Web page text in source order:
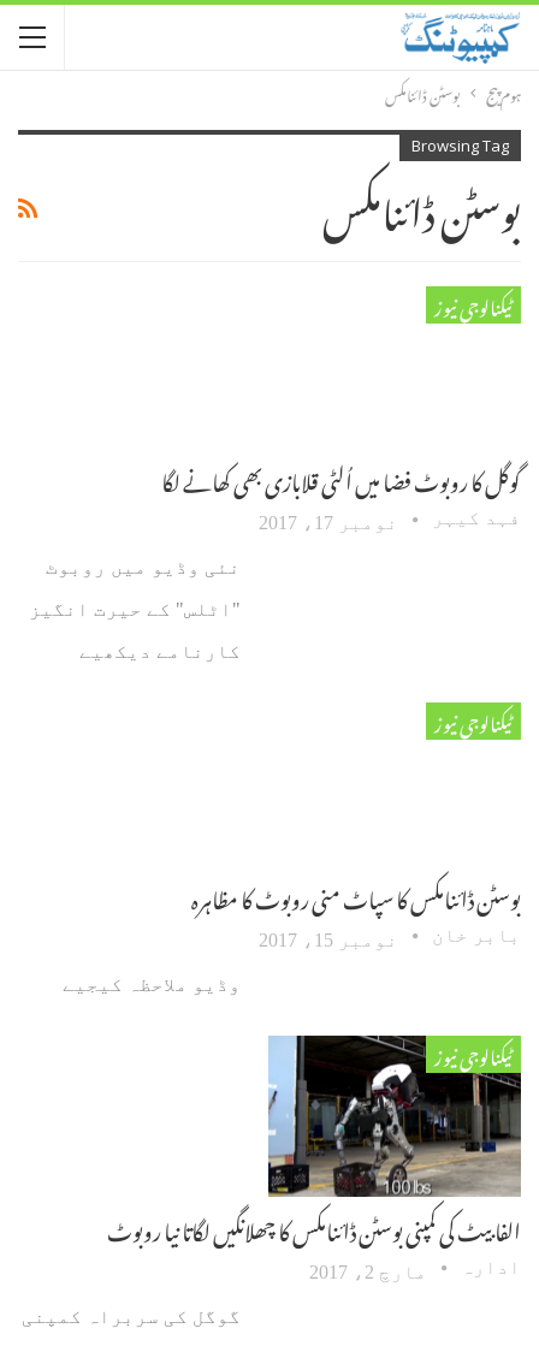
ہوم پیج بوسٹن ڈائنامکس
Browsing Tag
بوسٹن ڈائنامکس
ٹیکنالوجی نیوز
گوگل کا روبوٹ فضا میں اُلٹی قلابازی بھی کھانے لگا
فہد کیہر نومبر 17، 2017
نئی وڈیو میں روبوٹ
"اٹلس" کے حیرت انگیز
کارنامے دیکھیے
ٹیکنالوجی نیوز
بوسٹن ڈائنامکس کا سپاٹ منی روبوٹ کا مظاہرہ
بابر خان نومبر 15، 2017
وڈیو ملاحظہ کیجیے
ٹیکنالوجی نیوز
الفابیٹ کی کمپنی بوسٹن ڈائنامکس کا چھلانگیں لگاتا نیا روبوٹ
ادارہ مارچ 2، 2017
گوگل کی سربراہ کمپنی